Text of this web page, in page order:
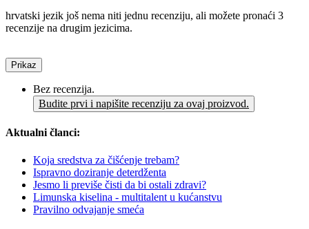
hrvatski jezik još nema niti jednu recenziju, ali možete pronaći 3
recenzije na drugim jezicima.
Prikaz
Bez recenzija.
Budite prvi i napišite recenziju za ovaj proizvod.
Aktualni članci:
Koja sredstva za čišćenje trebam?
Ispravno doziranje deterdženta
Jesmo li previše čisti da bi ostali zdravi?
Limunska kiselina - multitalent u kućanstvu
Pravilno odvajanje smeća